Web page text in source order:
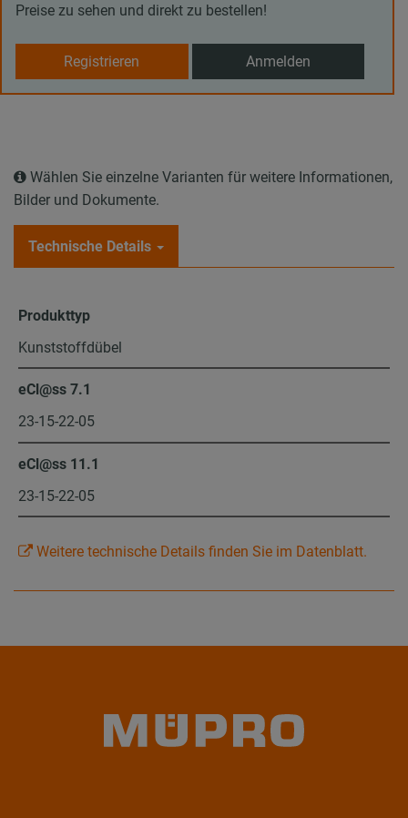
Preise zu sehen und direkt zu bestellen!
Registrieren Anmelden
Wählen Sie einzelne Varianten für weitere Informationen,
Bilder und Dokumente.
Technische Details
Produkttyp
Kunststoffdübel
eCl@ss 7.1
23-15-22-05
eCl@ss 11.1
23-15-22-05
Weitere technische Details finden Sie im Datenblatt.